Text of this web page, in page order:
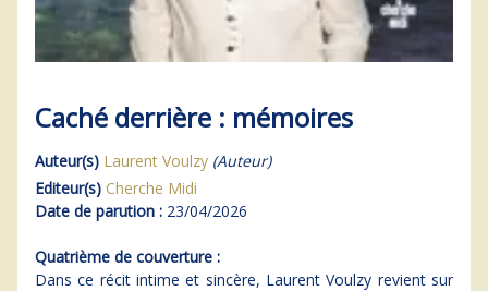
Caché derrière : mémoires
Auteur(s) Laurent Voulzy (Auteur)
Editeur(s) Cherche Midi
Date de parution : 23/04/2026
Quatrième de couverture :
Dans ce récit intime et sincère, Laurent Voulzy revient sur